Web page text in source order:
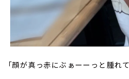
「顔が真っ赤にぶぁーーっと腫れ